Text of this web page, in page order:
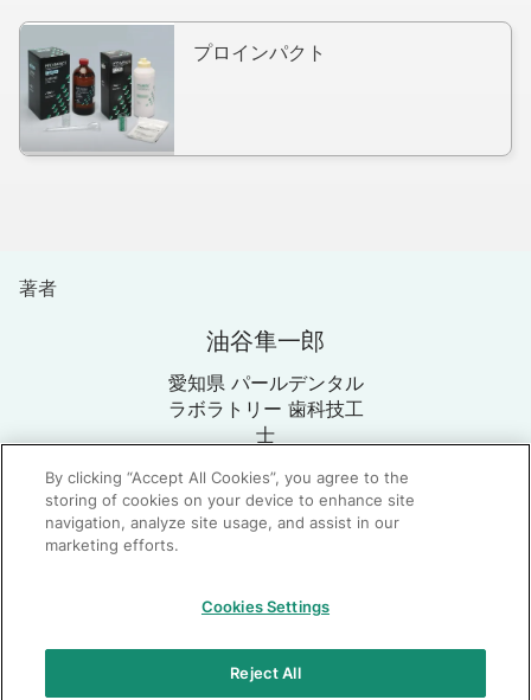
プロインパクト
著者
油谷隼一郎
愛知県 パールデンタル
ラボラトリー 歯科技工
士
GC：特定商取引法に基づく表記
無断転載禁止
By clicking “Accept All Cookies”, you agree to the
storing of cookies on your device to enhance site
navigation, analyze site usage, and assist in our
marketing efforts.
Cookies Settings
Reject All